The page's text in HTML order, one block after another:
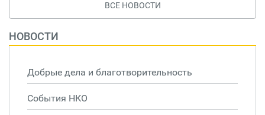
ВСЕ НОВОСТИ
НОВОСТИ
Добрые дела и благотворительность
События НКО